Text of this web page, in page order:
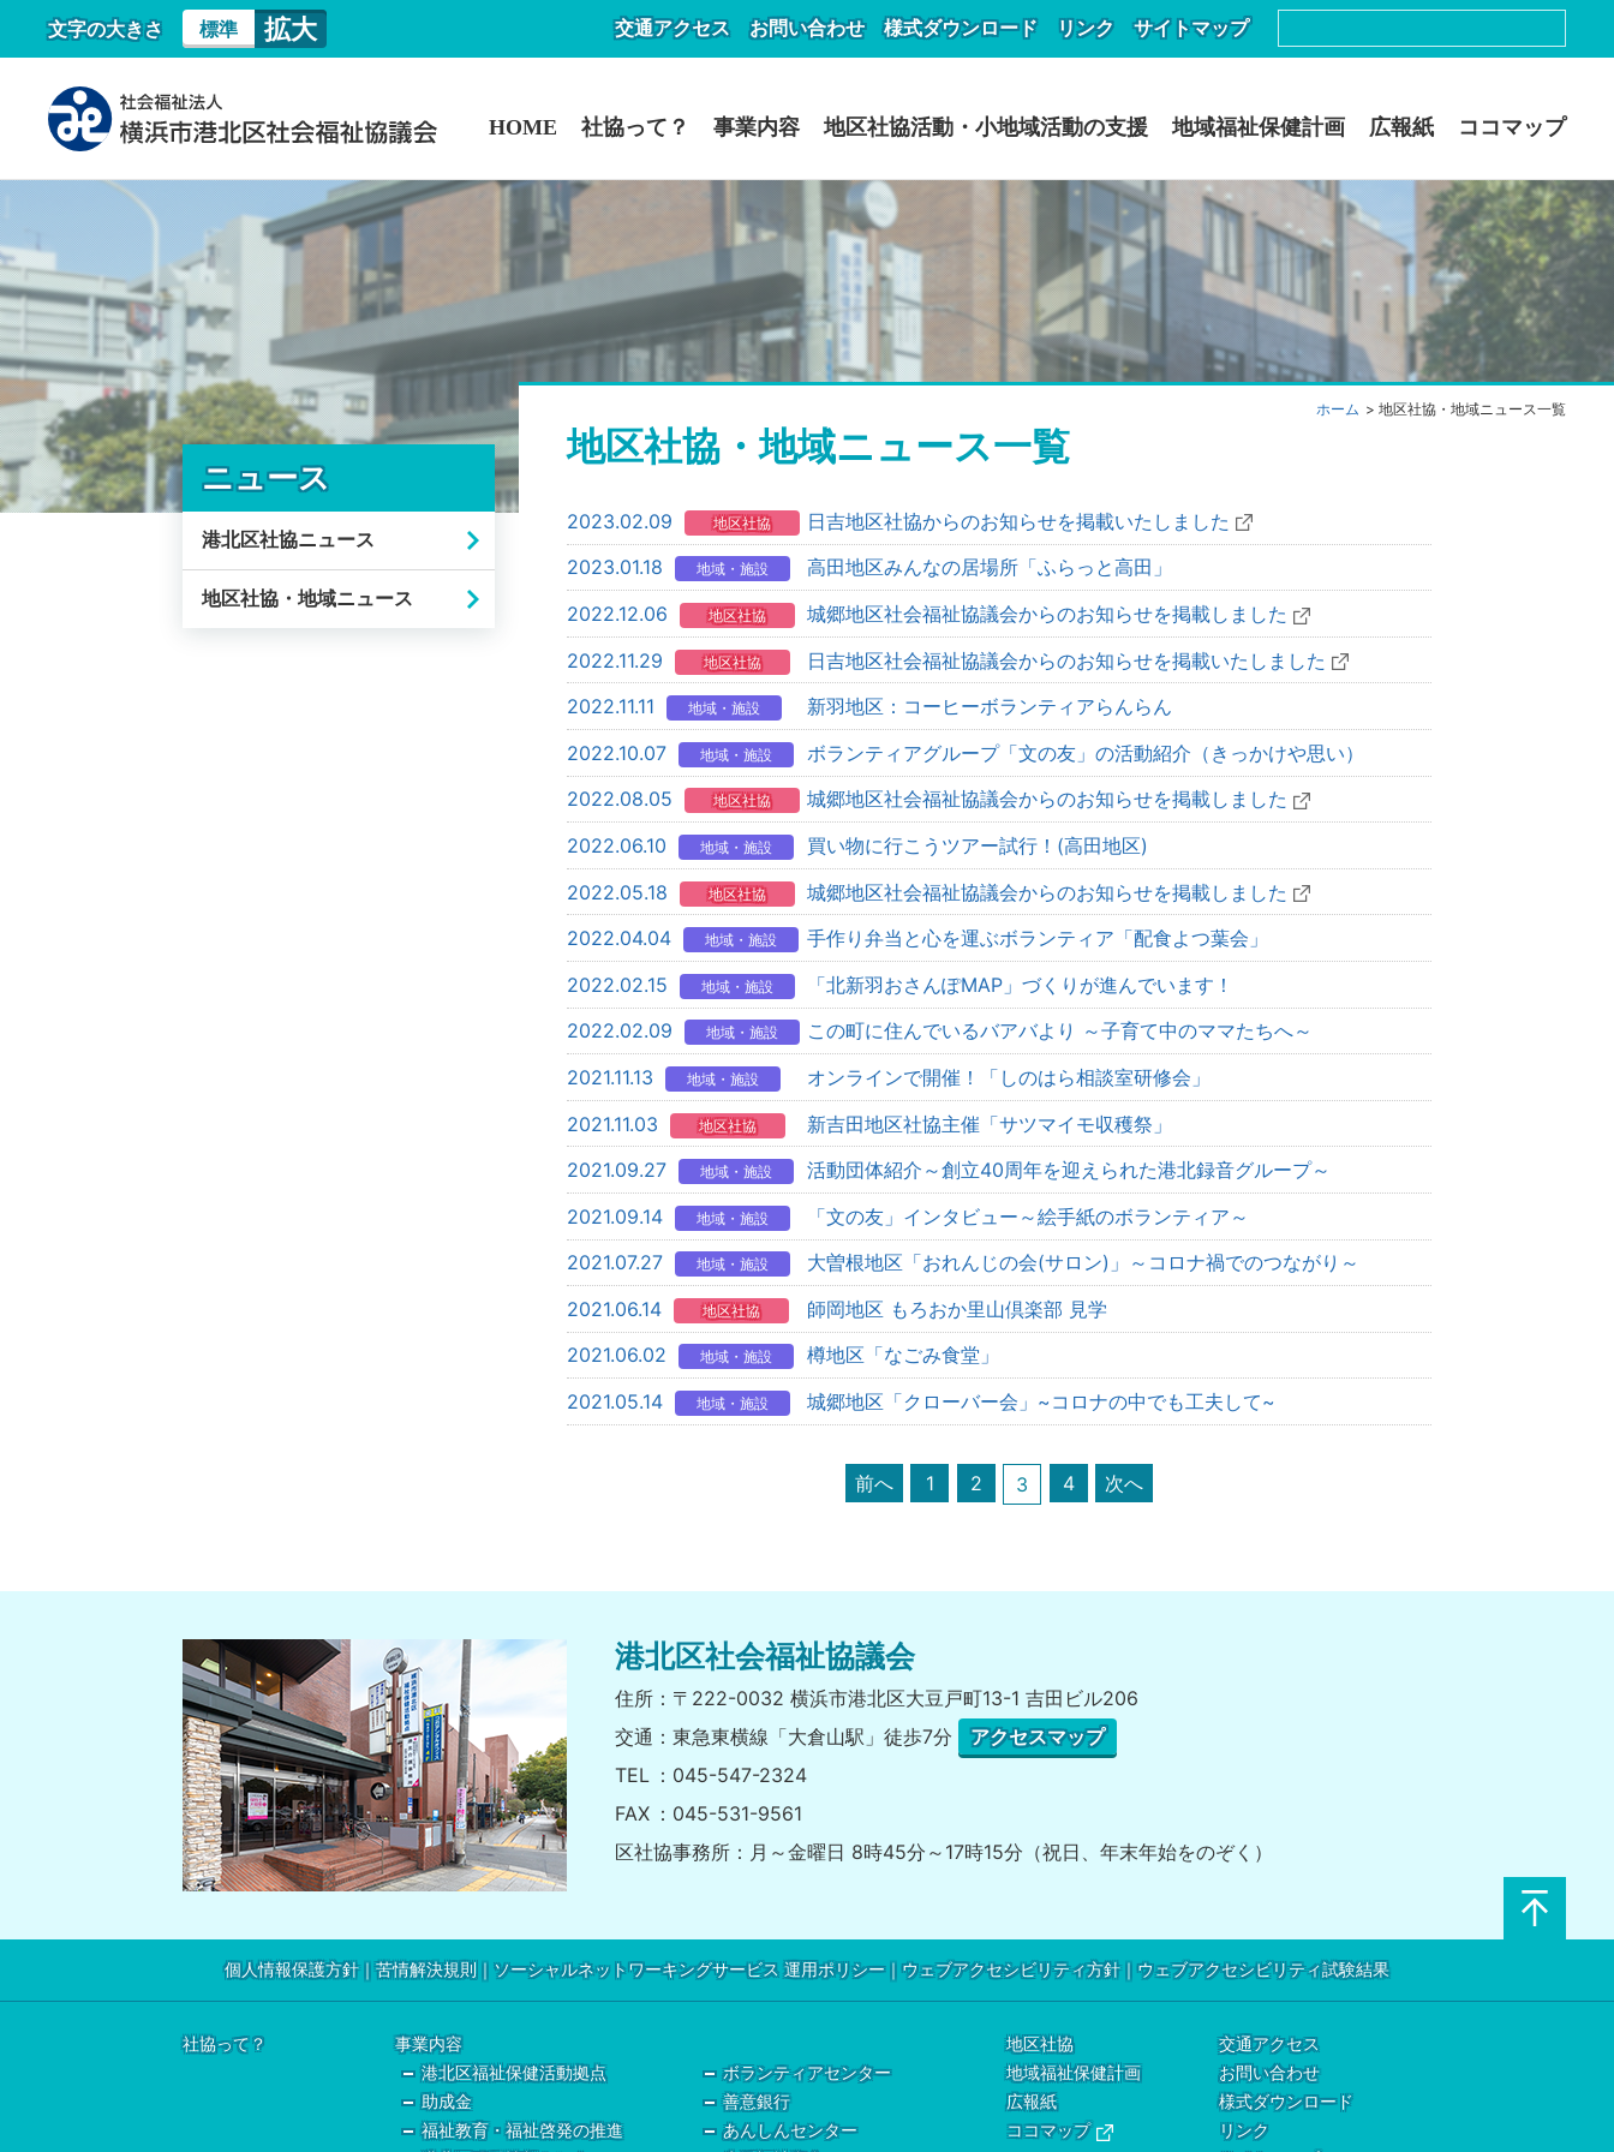
文字の大きさ 標準 拡大
HOME 社協って？ 事業内容 地区社協活動・小地域活動の支援 地域福祉保健計画 広報紙 ココマップ
交通アクセス お問い合わせ 様式ダウンロード リンク サイトマップ
ホーム 地区社協・地域ニュース一覧
地区社協・地域ニュース一覧
2023.02.09 地区社協
日吉地区社協からのお知らせを掲載いたしました
2023.01.18
地域・施設
高田地区みんなの居場所「ふらっと高田」
2022.12.06
地区社協
城郷地区社会福祉協議会からのお知らせを掲載しました
2022.11.29
地区社協
日吉地区社会福祉協議会からのお知らせを掲載いたしました
2022.11.11
地域・施設
新羽地区：コーヒーボランティアらんらん
2022.10.07
地域・施設
ボランティアグループ「文の友」の活動紹介（きっかけや思い）
2022.08.05
地区社協
城郷地区社会福祉協議会からのお知らせを掲載しました
2022.06.10
地域・施設
買い物に行こうツアー試行！(高田地区)
2022.05.18
地区社協
城郷地区社会福祉協議会からのお知らせを掲載しました
2022.04.04
地域・施設
手作り弁当と心を運ぶボランティア「配食よつ葉会」
2022.02.15
地域・施設
「北新羽おさんぽMAP」づくりが進んでいます！
2022.02.09
地域・施設
この町に住んでいるバアバより ～子育て中のママたちへ～
2021.11.13
地域・施設
オンラインで開催！「しのはら相談室研修会」
2021.11.03
地区社協
新吉田地区社協主催「サツマイモ収穫祭」
2021.09.27
地域・施設
活動団体紹介～創立40周年を迎えられた港北録音グループ～
2021.09.14
地域・施設
「文の友」インタビュー～絵手紙のボランティア～
2021.07.27
地域・施設
大曽根地区「おれんじの会(サロン)」～コロナ禍でのつながり～
2021.06.14
地区社協
師岡地区 もろおか里山倶楽部 見学
2021.06.02
地域・施設
樽地区「なごみ食堂」
2021.05.14
地域・施設 城郷地区「クローバー会」~コロナの中でも工夫して~
前へ 1 2 3 4 次へ
ニュース
港北区社協ニュース
地区社協・地域ニュース
港北区社会福祉協議会
住所
〒222-0032 横浜市港北区大豆戸町13-1 吉田ビル206
交通
東急東横線「大倉山駅」徒歩7分
アクセスマップ
TEL
045-547-2324
FAX
045-531-9561
区社協事務所
月～金曜日 8時45分～17時15分（祝日、年末年始をのぞく）
個人情報保護方針 苦情解決規則 ソーシャルネットワーキングサービス 運用ポリシー ウェブアクセシビリティ方針 ウェブアクセシビリティ試験結果
社協って？
事業内容
港北区福祉保健活動拠点
ボランティアセンター
助成金
善意銀行
福祉教育・福祉啓発の推進
あんしんセンター
地区社協
地域福祉保健計画
広報紙
ココマップ
交通アクセス
お問い合わせ
様式ダウンロード
リンク